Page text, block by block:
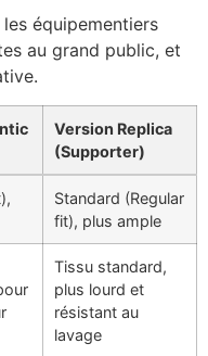
équipementiers
au grand public, et
Version Replica
(Supporter)
Standard (Regular
fit), plus ample
Tissu standard,
plus lourd et
résistant au
lavage